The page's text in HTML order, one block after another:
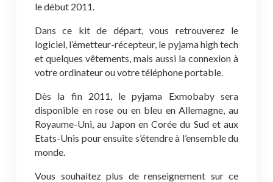
le début 2011.
Dans ce kit de départ, vous retrouverez le
logiciel, l’émetteur-récepteur, le pyjama high tech
et quelques vêtements, mais aussi la connexion à
votre ordinateur ou votre téléphone portable.
Dès la fin 2011, le pyjama Exmobaby sera
disponible en rose ou en bleu en Allemagne, au
Royaume-Uni, au Japon en Corée du Sud et aux
Etats-Unis pour ensuite s’étendre à l’ensemble du
monde.
Vous souhaitez plus de renseignement sur ce